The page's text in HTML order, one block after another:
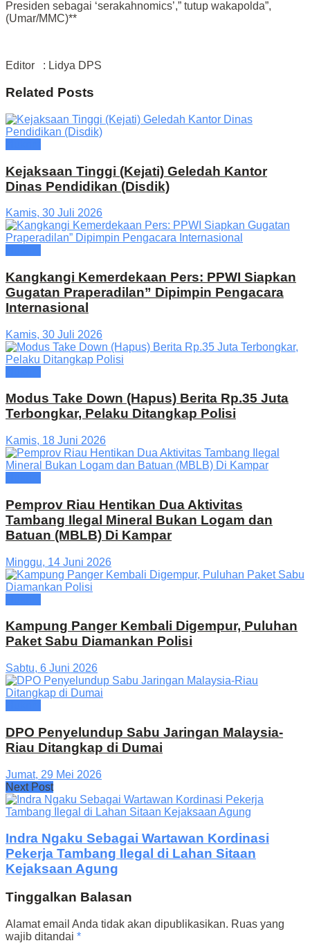
Presiden sebagai ‘serakahnomics’,” tutup wakapolda”,
(Umar/MMC)**
Editor : Lidya DPS
Related Posts
Kejaksaan Tinggi (Kejati) Geledah Kantor
Dinas Pendidikan (Disdik)
Kamis, 30 Juli 2026
Kangkangi Kemerdekaan Pers: PPWI Siapkan
Gugatan Praperadilan” Dipimpin Pengacara
Internasional
Kamis, 30 Juli 2026
Modus Take Down (Hapus) Berita Rp.35 Juta
Terbongkar, Pelaku Ditangkap Polisi
Kamis, 18 Juni 2026
Pemprov Riau Hentikan Dua Aktivitas
Tambang Ilegal Mineral Bukan Logam dan
Batuan (MBLB) Di Kampar
Minggu, 14 Juni 2026
Kampung Panger Kembali Digempur, Puluhan
Paket Sabu Diamankan Polisi
Sabtu, 6 Juni 2026
DPO Penyelundup Sabu Jaringan Malaysia-
Riau Ditangkap di Dumai
Jumat, 29 Mei 2026
Next Post
Indra Ngaku Sebagai Wartawan Kordinasi
Pekerja Tambang Ilegal di Lahan Sitaan
Kejaksaan Agung
Tinggalkan Balasan
Alamat email Anda tidak akan dipublikasikan. Ruas yang
wajib ditandai *